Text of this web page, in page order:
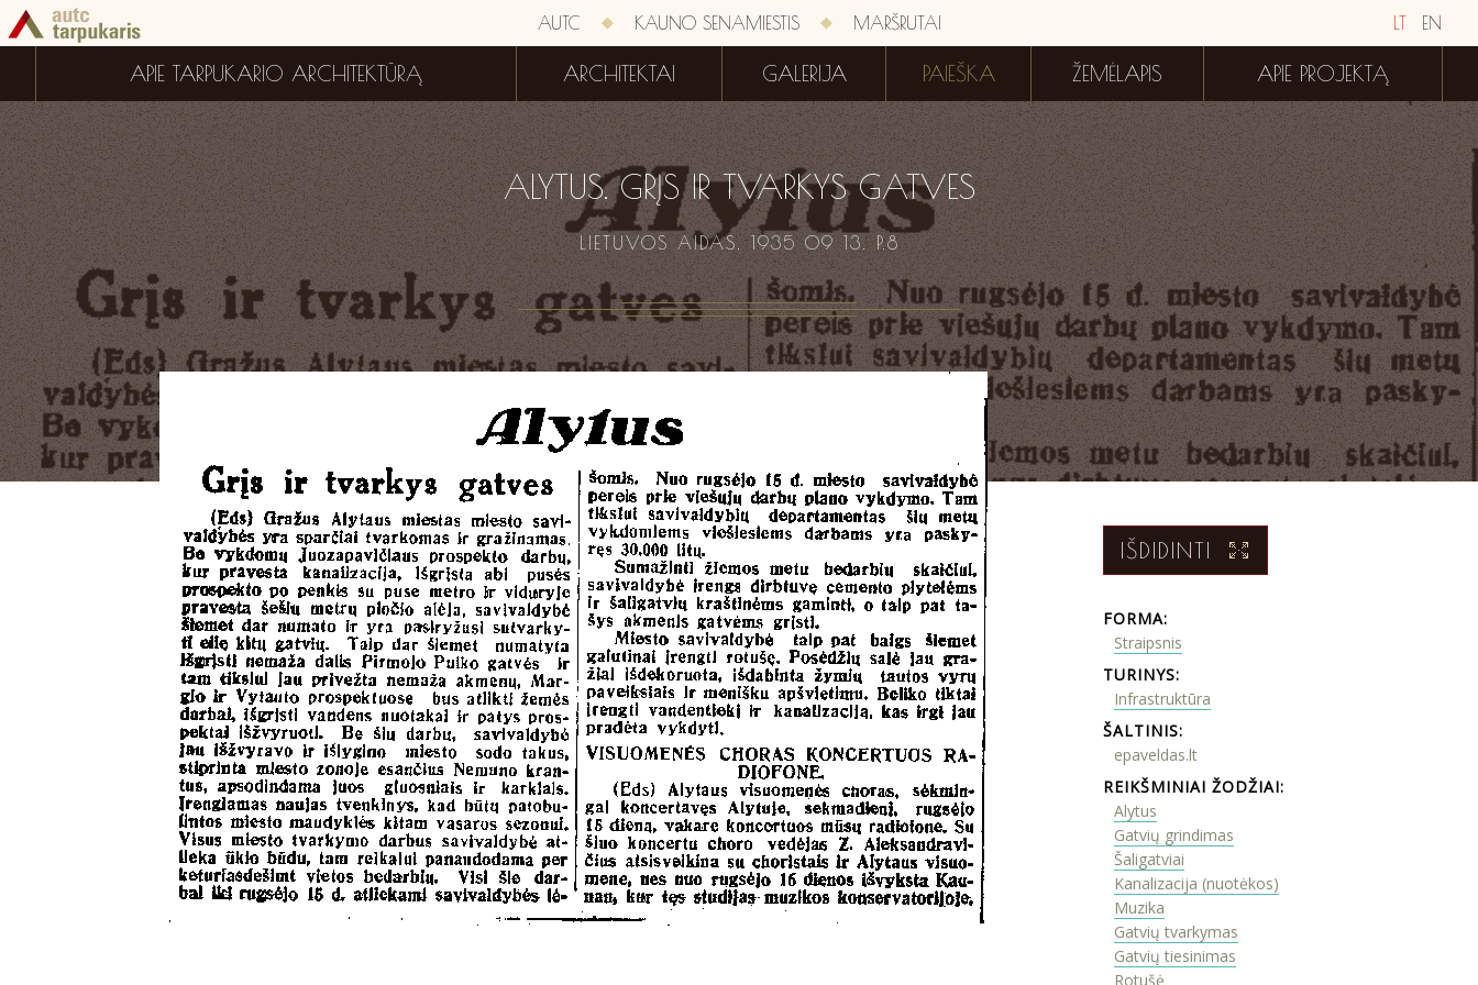
LT EN
AUTC KAUNO SENAMIESTIS MARŠRUTAI
APIE TARPUKARIO ARCHITEKTŪRĄ ARCHITEKTAI GALERIJA PAIEŠKA ŽEMĖLAPIS APIE PROJEKTĄ
ALYTUS. GRĮS IR TVARKYS GATVES
LIETUVOS AIDAS. 1935 09 13. P.8
IŠDIDINTI
FORMA:
Straipsnis
TURINYS:
Infrastruktūra
ŠALTINIS:
epaveldas.lt
REIKŠMINIAI ŽODŽIAI:
Alytus
Gatvių grindimas
Šaligatviai
Kanalizacija (nuotėkos)
Muzika
Gatvių tvarkymas
Gatvių tiesinimas
Rotušė